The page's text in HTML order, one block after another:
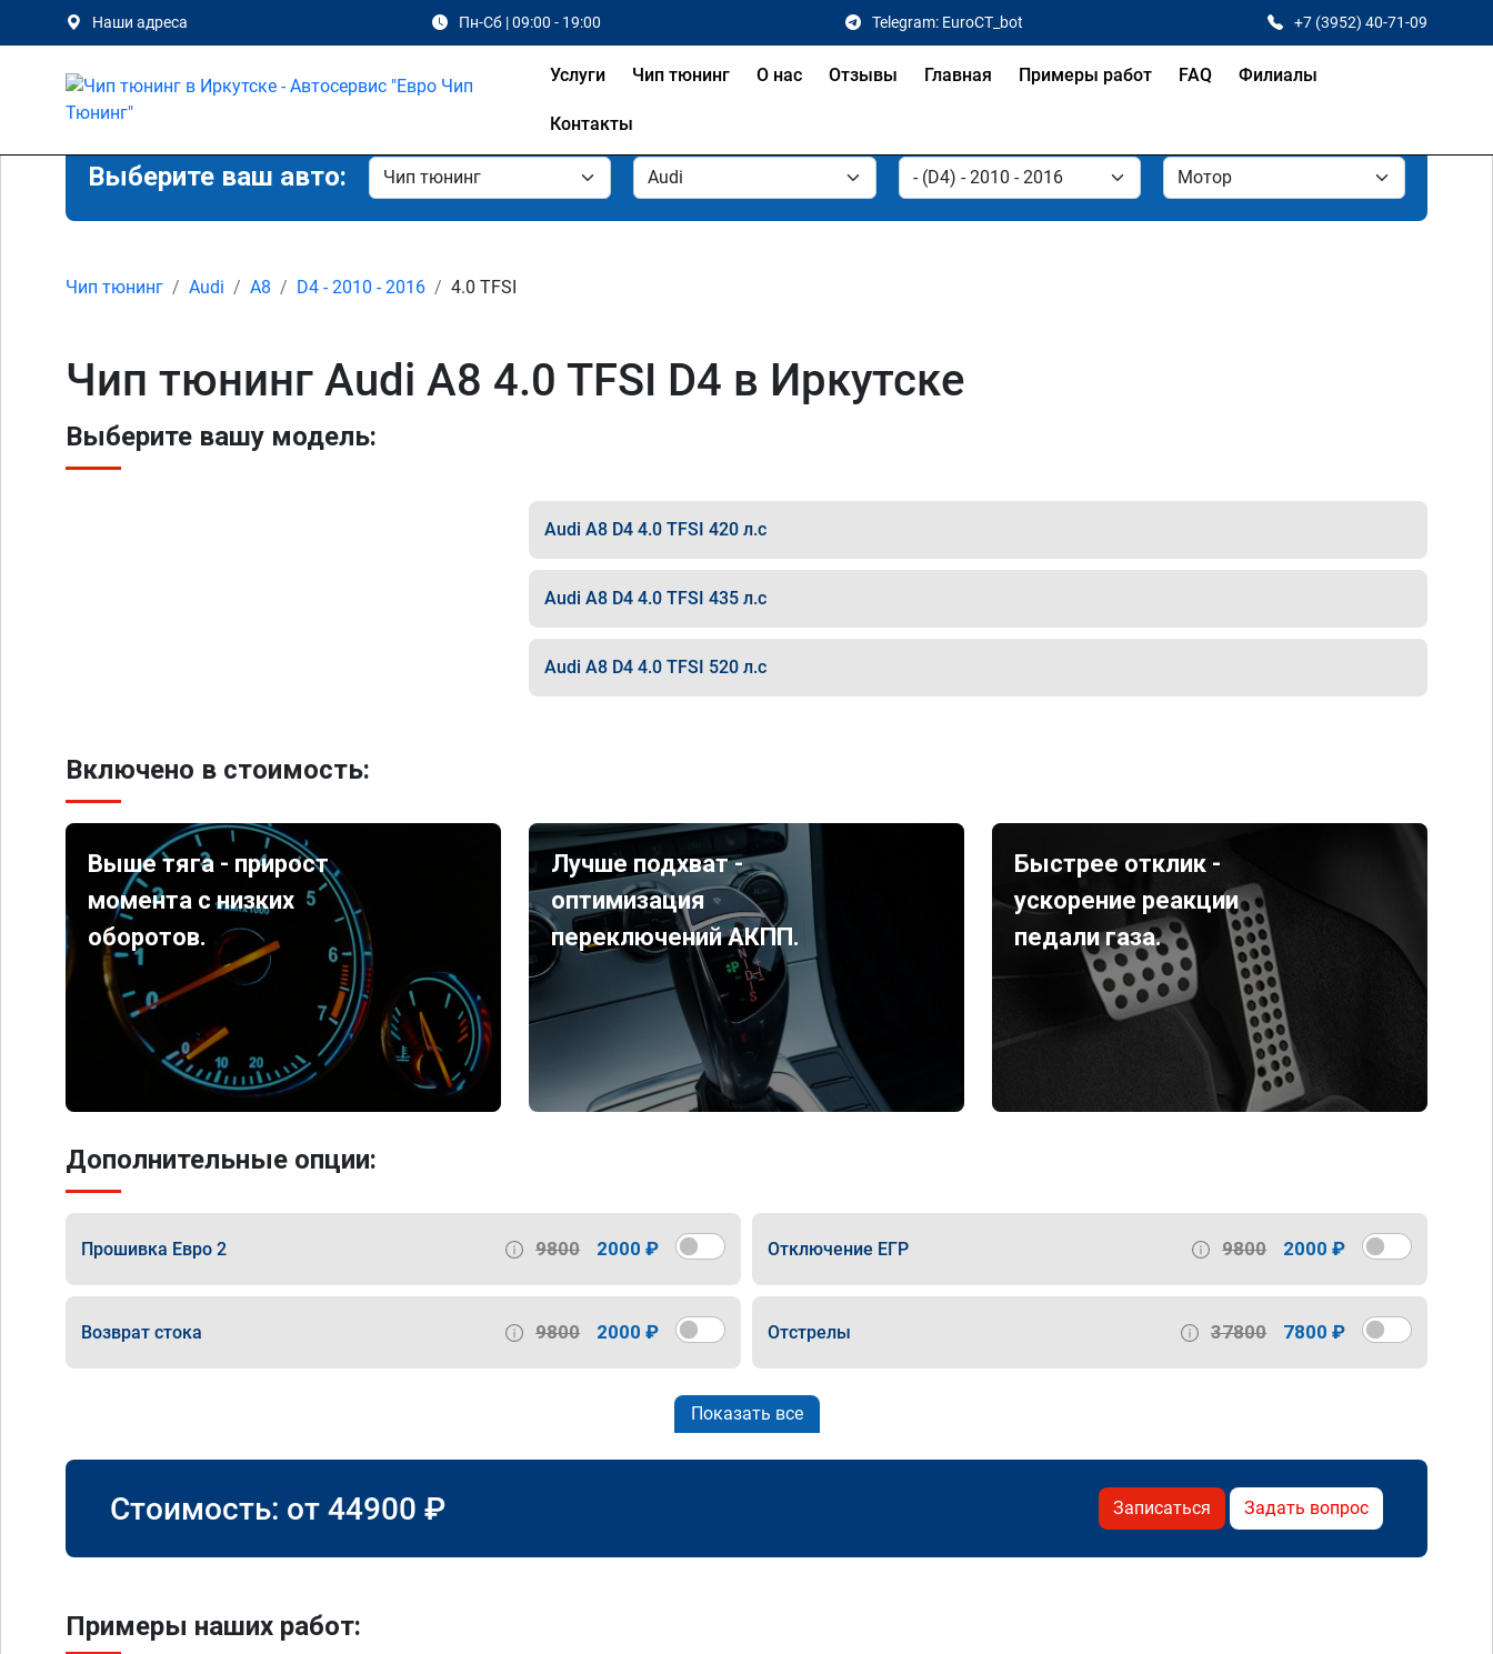
Наши адреса Пн-Сб | 09:00 - 19:00 Telegram: EuroCT_bot +7 (3952) 40-71-09
Услуги Чип тюнинг О нас Отзывы Главная Примеры работ FAQ Филиалы
Контакты
Выберите ваш авто:
Чип тюнинг Audi A8 D4 - 2010 - 2016 4.0 TFSI
Чип тюнинг Audi A8 4.0 TFSI D4 в Иркутске
Выберите вашу модель:
Audi A8 D4 4.0 TFSI 420 л.с
Audi A8 D4 4.0 TFSI 435 л.с
Audi A8 D4 4.0 TFSI 520 л.с
Включено в стоимость:
Выше тяга - прирост
момента с низких
оборотов.
Лучше подхват -
оптимизация
переключений АКПП.
Быстрее отклик -
ускорение реакции
педали газа.
Дополнительные опции:
Прошивка Евро 2 9800 2000 ₽ Отключение ЕГР 9800 2000 ₽
Возврат стока 9800 2000 ₽ Отстрелы 37800 7800 ₽
Показать все
Стоимость: от 44900 ₽ Записаться Задать вопрос
Примеры наших работ: